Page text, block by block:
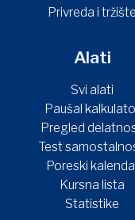
Privreda i tržište
Alati
Svi alati
Paušal
Pregled
Test
Poreski
Kursna lista
Statistike